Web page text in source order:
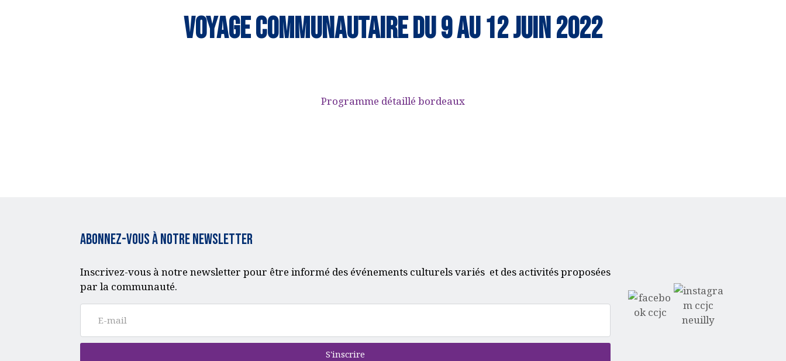
VOYAGE COMMUNAUTAIRE du 9 au 12 juin 2022
Programme détaillé bordeaux
Abonnez-vous à notre Newsletter
Inscrivez-vous à notre newsletter pour être informé des événements culturels variés et des activités proposées
par la communauté.
S'inscrire